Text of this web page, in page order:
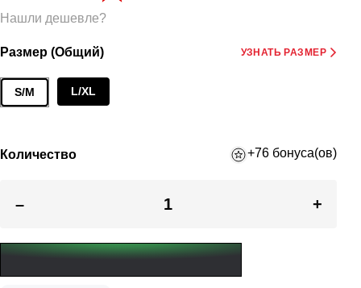
Нашли дешевле?
Размер (Общий) УЗНАТЬ РАЗМЕР
S/M L/XL
Количество +76 бонуса(ов)
– +